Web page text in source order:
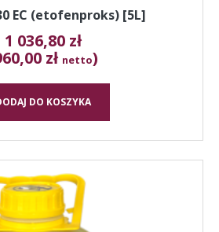
EC (etofenproks) [5L]
1 036,80 zł
zł netto)
DO KOSZYKA